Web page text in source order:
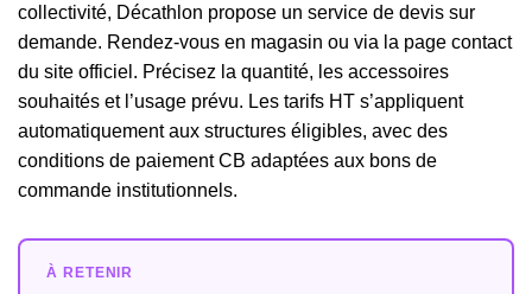
collectivité, Décathlon propose un service de devis sur
demande. Rendez-vous en magasin ou via la page contact
du site officiel. Précisez la quantité, les accessoires
souhaités et l’usage prévu. Les tarifs HT s’appliquent
automatiquement aux structures éligibles, avec des
conditions de paiement CB adaptées aux bons de
commande institutionnels.
À RETENIR